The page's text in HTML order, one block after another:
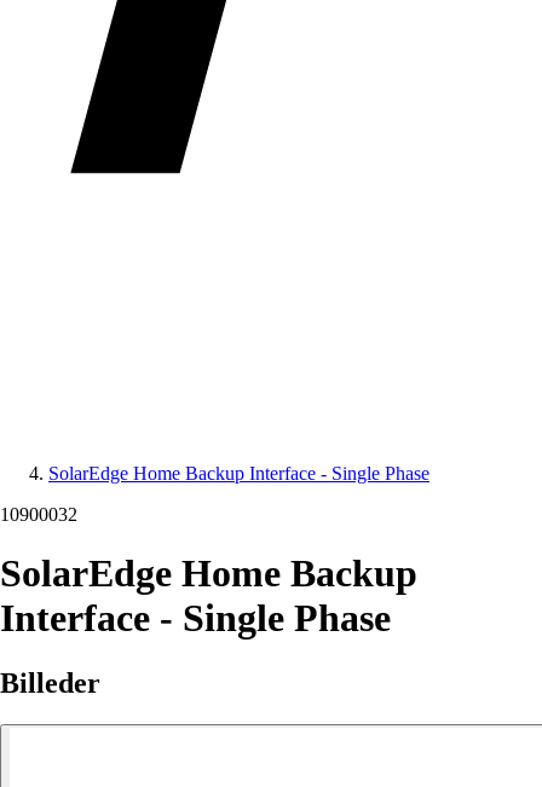
SolarEdge Home Backup Interface - Single Phase
10900032
SolarEdge Home Backup
Interface - Single Phase
Billeder